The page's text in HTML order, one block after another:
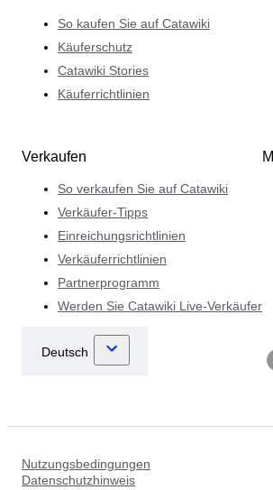
So kaufen Sie auf Catawiki
Käuferschutz
Catawiki Stories
Käuferrichtlinien
Verkaufen
So verkaufen Sie auf Catawiki
Verkäufer-Tipps
Einreichungsrichtlinien
Verkäuferrichtlinien
Partnerprogramm
Werden Sie Catawiki Live-Verkäufer
Nutzungsbedingungen
Datenschutzhinweis